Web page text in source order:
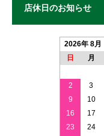
店休日のお知らせ
2026年 8月
日
月
2
3
9
10
16
17
23
24